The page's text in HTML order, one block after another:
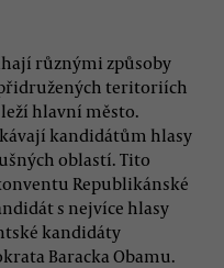
různými způsoby
přidružených teritoriích
hlavní město.
kandidátům hlasy
oblastí. Tito
Republikánské
s nejvíce hlasy
kandidáty
Baracka Obamu.